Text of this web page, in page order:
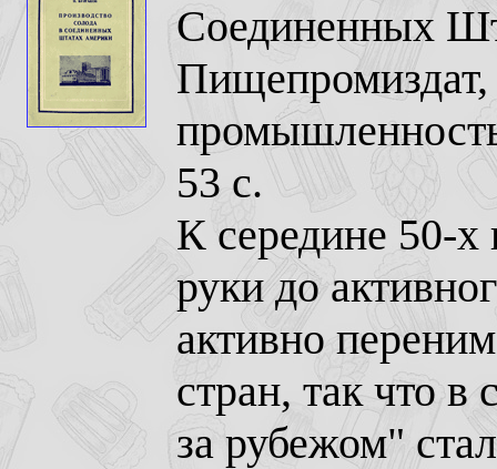
Соединенных
53 с.
К середине 50-
руки до
активно
стран, так что
за рубежом"